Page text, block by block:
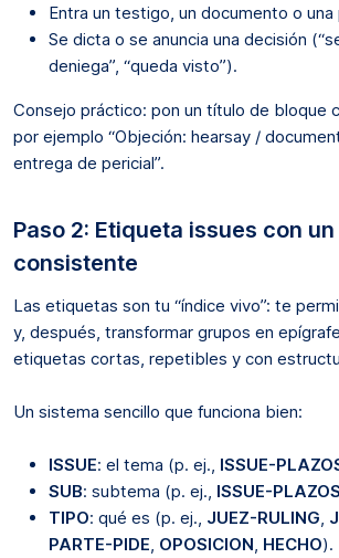
Entra un testigo, un documento o
Se dicta o se anuncia una decisión
deniega”, “queda visto”).
Consejo práctico: pon un título de bloque
por ejemplo “Objeción: hearsay /
entrega de pericial”.
Paso 2: Etiqueta issues con
consistente
Las etiquetas son tu “índice vivo”: te
y, después, transformar grupos en
etiquetas cortas, repetibles y con
Un sistema sencillo que funciona bien:
ISSUE: el tema (p. ej., ISSUE-
SUB: subtema (p. ej., ISSUE-
TIPO: qué es (p. ej., JUEZ-RULING
PARTE-PIDE OPOSICION HECHO).